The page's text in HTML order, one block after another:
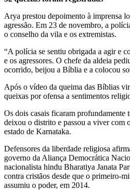
Arya prestou depoimento à imprensa
agressão. Em 23 de novembro, a
o conselho da vila e os extremistas.
“A polícia se sentiu obrigada a agir e
e os agressores. O chefe da aldeia
ocorrido, beijou a Bíblia e a colocou
Após o vídeo da queima das Bíblias
queixas por ofensa a sentimentos
Os dois casais ficaram profundamente
deixou o distrito e passou a viver com
estado de Karnataka.
Defensores da liberdade religiosa
governo da Aliança Democrática
nacionalista hindu Bharatiya Janata
contra cristãos desde que o primeiro-
assumiu o poder, em 2014.